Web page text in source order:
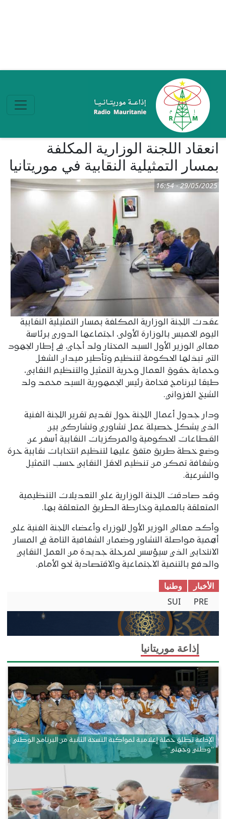
انعقاد اللجنة الوزارية المكلفة
بمسار التمثيلية النقابية في موريتانيا
29/05/2025 - 16:54
عقدت اللجنة الوزارية المكلفة بمسار التمثيلية النقابية
اليوم الخميس بالوزارة الأولى، اجتماعها الدوري برئاسة
معالي الوزير الأول السيد المختار ولد أجاي، في إطار الجهود
التي تبذلها الحكومة لتنظيم وتأطير ميدان الشغل
وحماية حقوق العمال وحرية التمثيل والتنظيم النقابي،
طبقا لبرنامج فخامة رئيس الجمهورية السيد محمد ولد
الشيخ الغزواني.
ودار جدول أعمال اللجنة حول تقديم تقرير اللجنة الفنية
الذي يشكل حصيلة عمل تشاوري وتشاركي بين
القطاعات الحكومية والمركزيات النقابية أسفر عن
وضع خطة طريق متفق عليها لتنظيم انتخابات نقابية حرة
وشفافة تمكن من تنظيم الحقل النقابي حسب التمثيل
والشرعية.
وقد صادقت اللجنة الوزارية على التعديلات التنظيمية
المتعلقة بالعملية وخارطة الطريق المتعلقة بها.
وأكد معالي الوزير الأول للوزراء وأعضاء اللجنة الفنية على
أهمية مواصلة التشاور وضمان الشفافية التامة في المسار
الانتخابي الذي سيؤسس لمرحلة جديدة من العمل النقابي
والدفع بالتنمية الاجتماعية والاقتصادية نحو الأمام.
الأخبار
وطنیا
PRE
SUI
إذاعة موريتانيا
الإذاعة تطلق حملة إعلامية لمواكبة النسخة الثانية من البرنامج الوطني
“وطني وجهتي”